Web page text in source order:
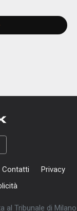
Contatti
Privacy
al Tribunale di Milano